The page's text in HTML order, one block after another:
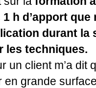
1 h d’apport
durant la
les techniques.
un client m’a dit
grande